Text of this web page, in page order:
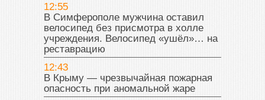
12:55
В Симферополе мужчина оставил
велосипед без присмотра в холле
учреждения. Велосипед «ушёл»… на
реставрацию
12:43
В Крыму — чрезвычайная пожарная
опасность при аномальной жаре